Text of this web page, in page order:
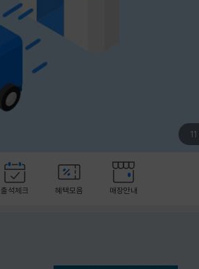
11
출석체크 혜택모음 매장안내